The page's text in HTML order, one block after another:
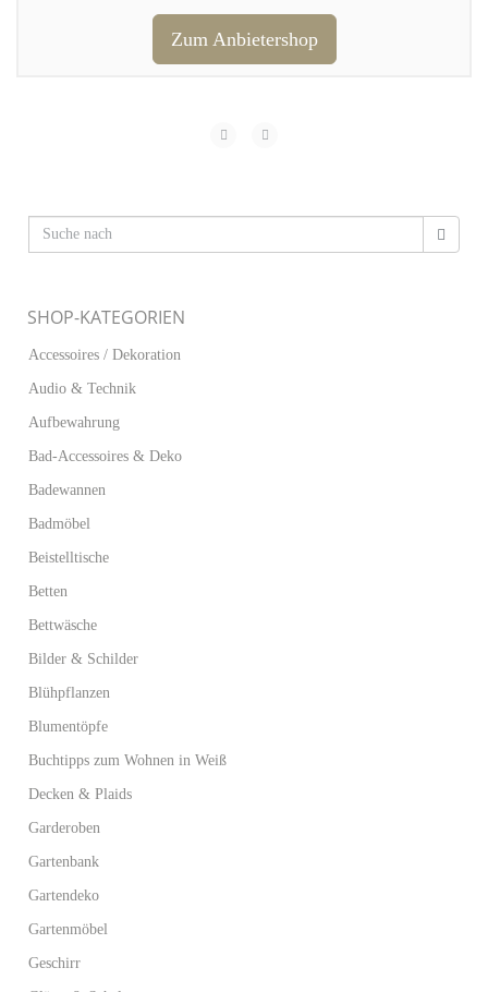
Zum Anbietershop
SHOP-KATEGORIEN
Accessoires / Dekoration
Audio & Technik
Aufbewahrung
Bad-Accessoires & Deko
Badewannen
Badmöbel
Beistelltische
Betten
Bettwäsche
Bilder & Schilder
Blühpflanzen
Blumentöpfe
Buchtipps zum Wohnen in Weiß
Decken & Plaids
Garderoben
Gartenbank
Gartendeko
Gartenmöbel
Geschirr